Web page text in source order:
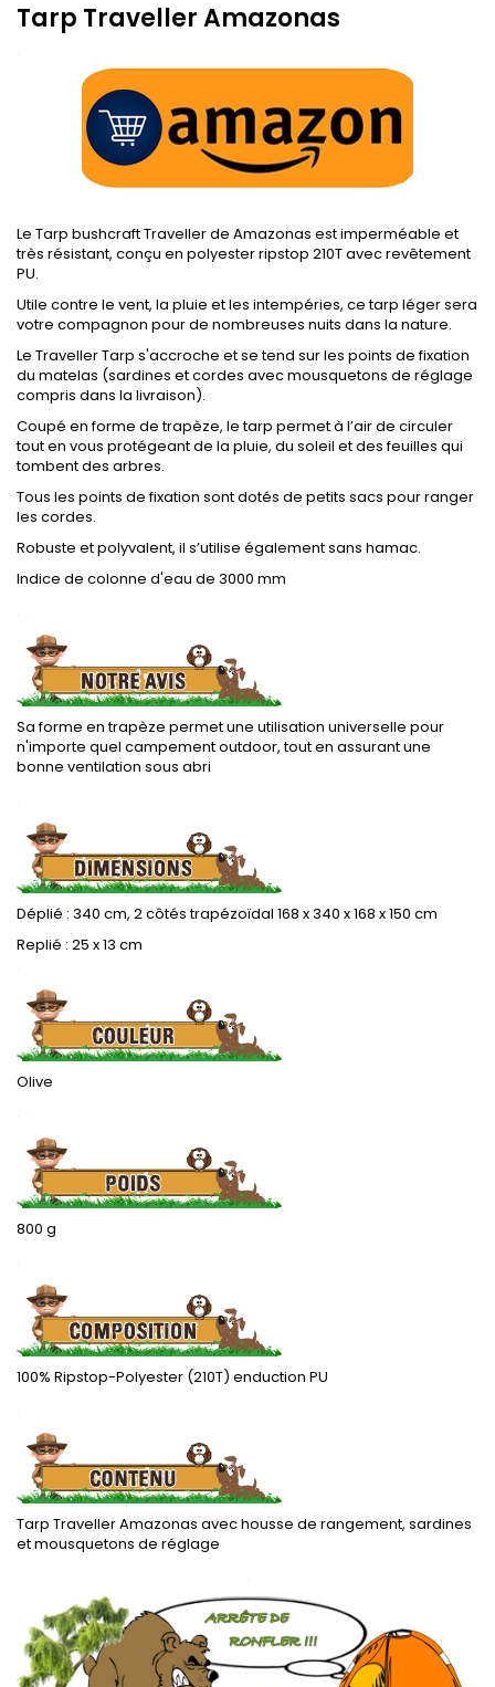
Tarp Traveller Amazonas
.
Le Tarp bushcraft Traveller de Amazonas est imperméable et
très résistant, conçu en polyester ripstop 210T avec revêtement
PU.
Utile contre le vent, la pluie et les intempéries, ce tarp léger sera
votre compagnon pour de nombreuses nuits dans la nature.
Le Traveller Tarp s'accroche et se tend sur les points de fixation
du matelas (sardines et cordes avec mousquetons de réglage
compris dans la livraison).
Coupé en forme de trapèze, le tarp permet à l’air de circuler
tout en vous protégeant de la pluie, du soleil et des feuilles qui
tombent des arbres.
Tous les points de fixation sont dotés de petits sacs pour ranger
les cordes.
Robuste et polyvalent, il s’utilise également sans hamac.
Indice de colonne d'eau de 3000 mm
.
Sa forme en trapèze permet une utilisation universelle pour
n'importe quel campement outdoor, tout en assurant une
bonne ventilation sous abri
.
Déplié : 340 cm, 2 côtés trapézoïdal 168 x 340 x 168 x 150 cm
Replié : 25 x 13 cm
.
Olive
.
800 g
.
100% Ripstop-Polyester (210T) enduction PU
.
Tarp Traveller Amazonas avec housse de rangement, sardines
et mousquetons de réglage
.